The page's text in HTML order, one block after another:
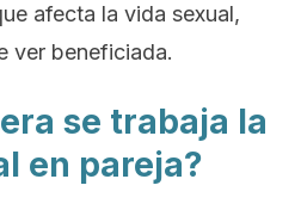
afecta la vida sexual,
ver beneficiada.
se trabaja la
en pareja?